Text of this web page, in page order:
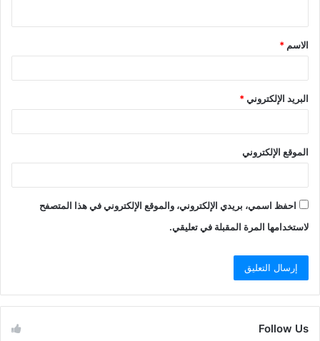
ق
*
الاسم *
البريد الإلكتروني*
الموقع الإلكتروني
احفظ اسمي، بريدي الإلكتروني، والموقع الإلكتروني في هذا المتصفح
لاستخدامها المرة المقبلة في تعليقي.
Follow Us